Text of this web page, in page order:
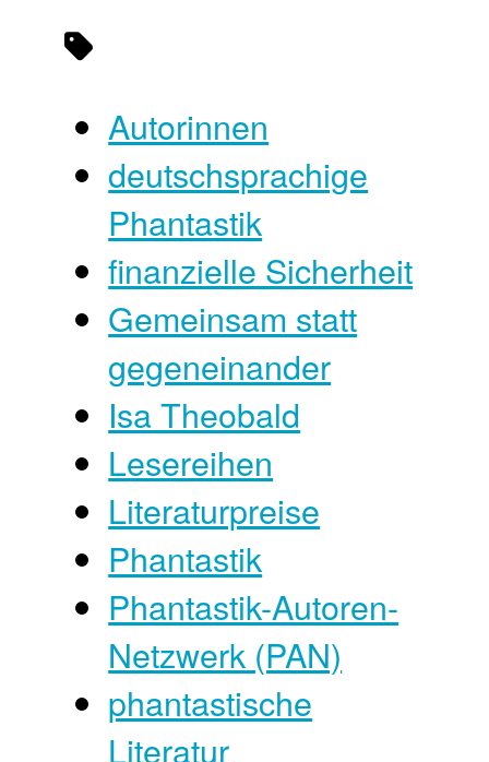
Autorinnen
deutschsprachige
Phantastik
finanzielle Sicherheit
Gemeinsam statt
gegeneinander
Isa Theobald
Lesereihen
Literaturpreise
Phantastik
Phantastik-Autoren-
Netzwerk (PAN)
phantastische
Literatur